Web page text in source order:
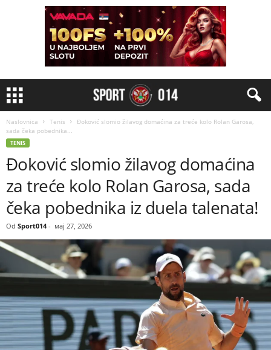
Naslovnica Tenis
Đoković slomio žilavog domaćina za treće kolo Rolan Garosa,
sada čeka pobednika...
TENIS
Đoković slomio žilavog domaćina
za treće kolo Rolan Garosa, sada
čeka pobednika iz duela talenata!
Od Sport014- мај 27, 2026